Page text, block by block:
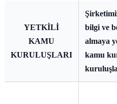
YETKİLİ
KAMU
KURULUŞLARI
bilgi ve
almaya
kamu